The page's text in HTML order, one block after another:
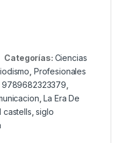
Categorías: Ciencias
Profesionales
9789682323379
,La Era De
castells ,siglo